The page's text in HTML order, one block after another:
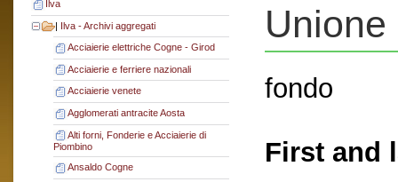
Ilva
| Ilva - Archivi aggregati
Acciaierie elettriche Cogne - Girod
Acciaierie e ferriere nazionali
Acciaierie venete
Agglomerati antracite Aosta
Alti forni, Fonderie e Acciaierie di
Piombino
Ansaldo Cogne
fondo
First and